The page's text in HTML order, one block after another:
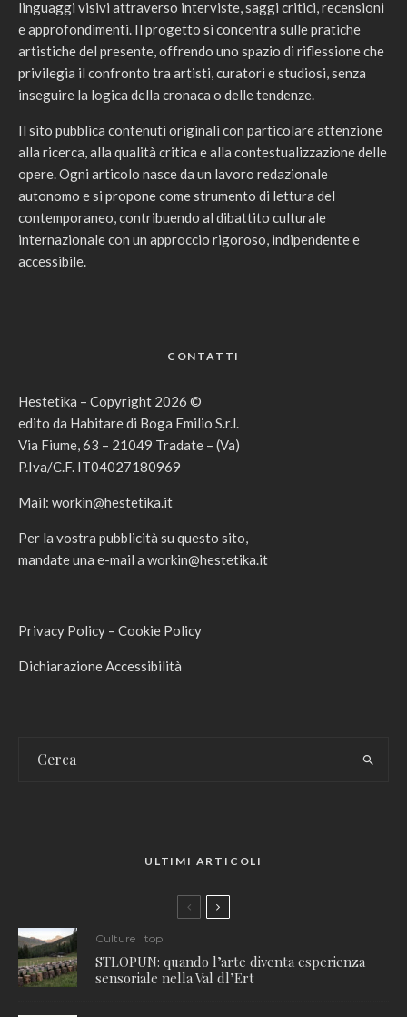
linguaggi visivi attraverso interviste, saggi critici, recensioni
e approfondimenti. Il progetto si concentra sulle pratiche
artistiche del presente, offrendo uno spazio di riflessione che
privilegia il confronto tra artisti, curatori e studiosi, senza
inseguire la logica della cronaca o delle tendenze.
Il sito pubblica contenuti originali con particolare attenzione
alla ricerca, alla qualità critica e alla contestualizzazione delle
opere. Ogni articolo nasce da un lavoro redazionale
autonomo e si propone come strumento di lettura del
contemporaneo, contribuendo al dibattito culturale
internazionale con un approccio rigoroso, indipendente e
accessibile.
CONTATTI
Hestetika – Copyright 2026 ©
edito da Habitare di Boga Emilio S.r.l.
Via Fiume, 63 – 21049 Tradate – (Va)
P.Iva/C.F. IT04027180969
Mail: workin@hestetika.it
Per la vostra pubblicità su questo sito,
mandate una e-mail a workin@hestetika.it
Privacy Policy – Cookie Policy
Dichiarazione Accessibilità
ULTIMI ARTICOLI
Culture top
STLOPUN: quando l’arte diventa esperienza
sensoriale nella Val dl’Ert